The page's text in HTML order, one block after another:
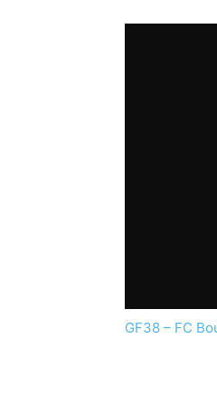
GF38 – FC